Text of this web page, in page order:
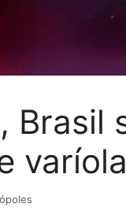
Brasil